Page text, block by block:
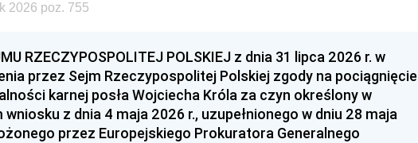
2026 poz. 755
RZECZYPOSPOLITEJ POLSKIEJ z dnia 31 lipca 2026 r. w
przez Sejm Rzeczypospolitej Polskiej zgody na pociągnięcie
karnej posła Wojciecha Króla za czyn określony w
wniosku z dnia 4 maja 2026 r., uzupełnionego w dniu 28 maja
przez Europejskiego Prokuratora Generalnego